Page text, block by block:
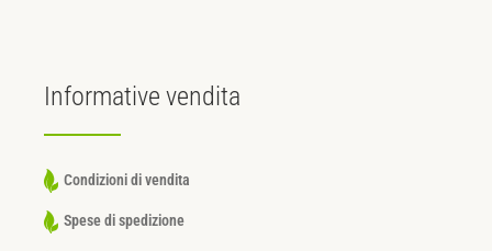
Informative vendita
Condizioni di vendita
Spese di spedizione